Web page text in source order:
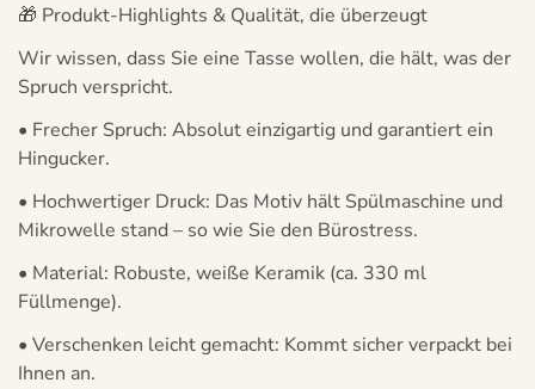
🎁 Produkt-Highlights & Qualität, die überzeugt
Wir wissen, dass Sie eine Tasse wollen, die hält, was der
Spruch verspricht.
• Frecher Spruch: Absolut einzigartig und garantiert ein
Hingucker.
• Hochwertiger Druck: Das Motiv hält Spülmaschine und
Mikrowelle stand – so wie Sie den Bürostress.
• Material: Robuste, weiße Keramik (ca. 330 ml
Füllmenge).
• Verschenken leicht gemacht: Kommt sicher verpackt bei
Ihnen an.